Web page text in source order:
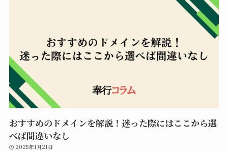
おすすめのドメインを解説！迷った際にはここから選
べば間違いなし
2025年1月21日